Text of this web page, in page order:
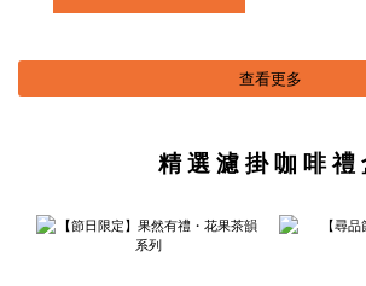
查看更多
精 選 濾 掛 咖 啡 禮